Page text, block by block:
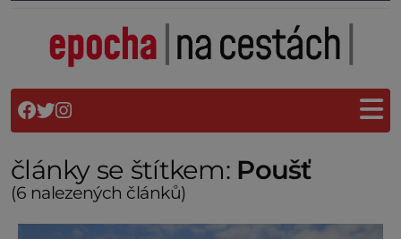
články se štítkem: Poušť
(6 nalezených článků)